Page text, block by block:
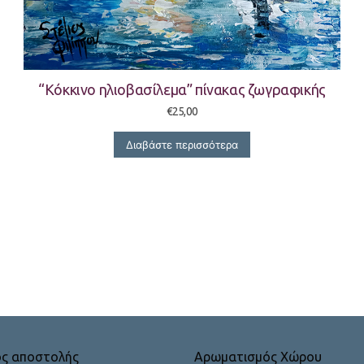
“Κόκκινο ηλιοβασίλεμα” πίνακας ζωγραφικής
€25,00
Διαβάστε περισσότερα
αποστολής Αρωματισμός Χώρου